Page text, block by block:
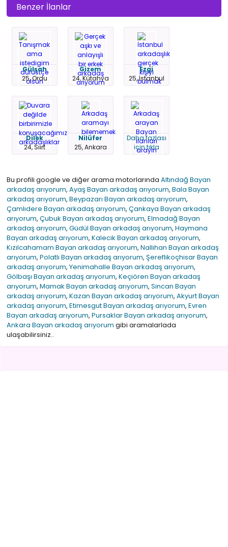
Benzer İlanlar
Gülşah
25, Ordu
Gizem
24, Kütahya
Ezgi
25, İstanbul
Dilek
24, Siirt
Nilüfer
25, Ankara
Daha fazlası
için tıkla
Bu profili google ve diğer arama motorlarında Altındağ Bayan
arkadaş arıyorum, Ayaş Bayan arkadaş arıyorum, Bala Bayan
arkadaş arıyorum, Beypazarı Bayan arkadaş arıyorum,
Çamlıdere Bayan arkadaş arıyorum, Çankaya Bayan arkadaş
arıyorum, Çubuk Bayan arkadaş arıyorum, Elmadağ Bayan
arkadaş arıyorum, Güdül Bayan arkadaş arıyorum, Haymana
Bayan arkadaş arıyorum, Kalecik Bayan arkadaş arıyorum,
Kızılcahamam Bayan arkadaş arıyorum, Nallıhan Bayan arkadaş
arıyorum, Polatlı Bayan arkadaş arıyorum, Şereflikoçhisar Bayan
arkadaş arıyorum, Yenimahalle Bayan arkadaş arıyorum,
Gölbaşı Bayan arkadaş arıyorum, Keçiören Bayan arkadaş
arıyorum, Mamak Bayan arkadaş arıyorum, Sincan Bayan
arkadaş arıyorum, Kazan Bayan arkadaş arıyorum, Akyurt Bayan
arkadaş arıyorum, Etimesgut Bayan arkadaş arıyorum, Evren
Bayan arkadaş arıyorum, Pursaklar Bayan arkadaş arıyorum,
Ankara Bayan arkadaş arıyorum gibi aramalarlada
ulaşabilirsiniz..